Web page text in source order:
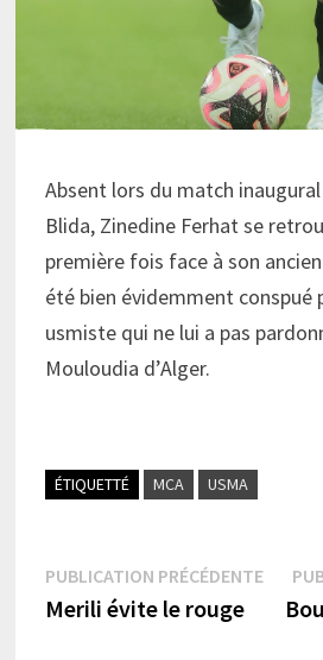
Absent lors du match inaugural
Blida, Zinedine Ferhat se
première fois face à son
été bien évidemment conspué
usmiste qui ne lui a pas
Mouloudia d’Alger.
ÉTIQUETTÉ MCA USMA
Navigation
de
PUBLICATION PRÉCÉDENTE
Merili évite le rouge